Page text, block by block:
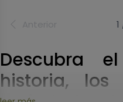
Descubra
historia,